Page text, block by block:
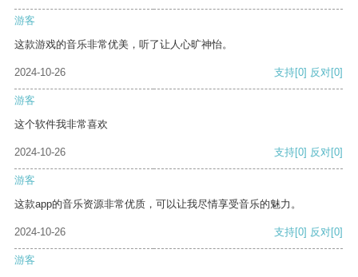
游客
这款游戏的音乐非常优美，听了让人心旷神怡。
2024-10-26 支持[0] 反对[0]
游客
这个软件我非常喜欢
2024-10-26 支持[0] 反对[0]
游客
这款app的音乐资源非常优质，可以让我尽情享受音乐的魅力。
2024-10-26 支持[0] 反对[0]
游客